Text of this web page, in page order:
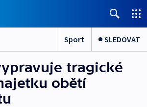
Sport SLEDOVAT
tragické
obětí